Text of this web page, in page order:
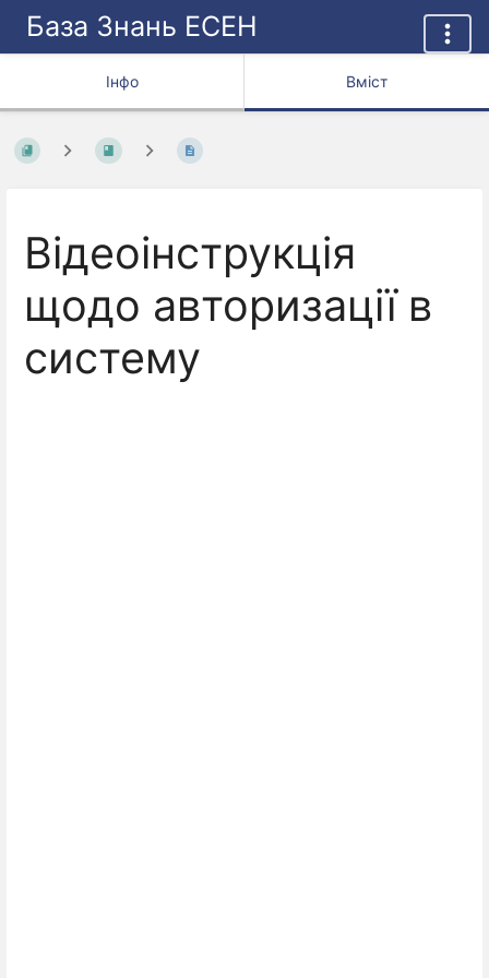
База Знань ЕСЕН
Інфо Вміст
Відеоінструкція
щодо авторизації в
систему